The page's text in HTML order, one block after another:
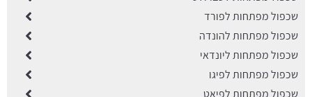
שכפול מפתחות לפורד
שכפול מפתחות להונדה
שכפול מפתחות ליונדאי
שכפול מפתחות לפיגו